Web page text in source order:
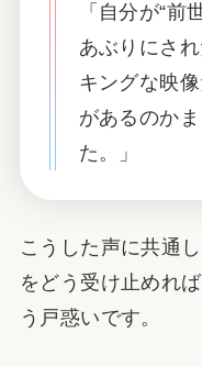
「自分が“前
あぶりにさ
キングな映
があるのか
た。」
こうした声に共通
をどう受け止めれ
う戸惑いです。